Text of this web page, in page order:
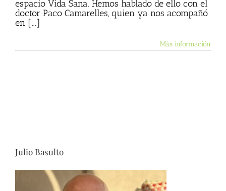
espacio Vida Sana. Hemos hablado de ello con el
doctor Paco Camarelles, quien ya nos acompañó
en [...]
Más información
Julio Basulto